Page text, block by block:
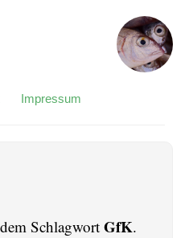
Impressum
Schlagwort GfK.